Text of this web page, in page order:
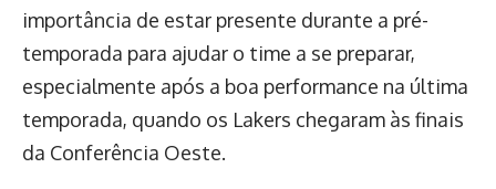
importância de estar presente durante a pré-
temporada para ajudar o time a se preparar,
especialmente após a boa performance na última
temporada, quando os Lakers chegaram às finais
da Conferência Oeste.